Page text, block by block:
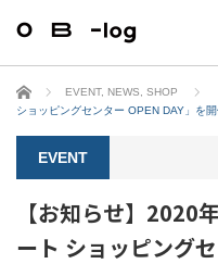
ホーム EVENT, NEWS SHOP
ショッピングセンター OPEN DAY」を開
EVENT
【お知らせ】2020
ート ショッピング